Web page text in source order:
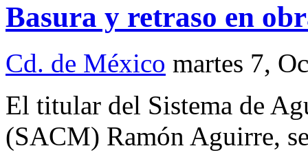
Basura y retraso en
Cd. de México martes 7,
El titular del Sistema de
(SACM) Ramón Aguirre,